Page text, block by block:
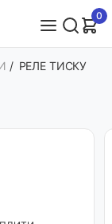
0
/ РЕЛЕ ТИСКУ